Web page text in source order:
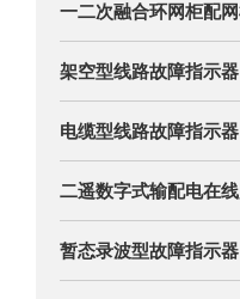
一二次融合环网柜配
架空型线路故障指示器
电缆型线路故障指示器
二遥数字式输配电在
暂态录波型故障指示器